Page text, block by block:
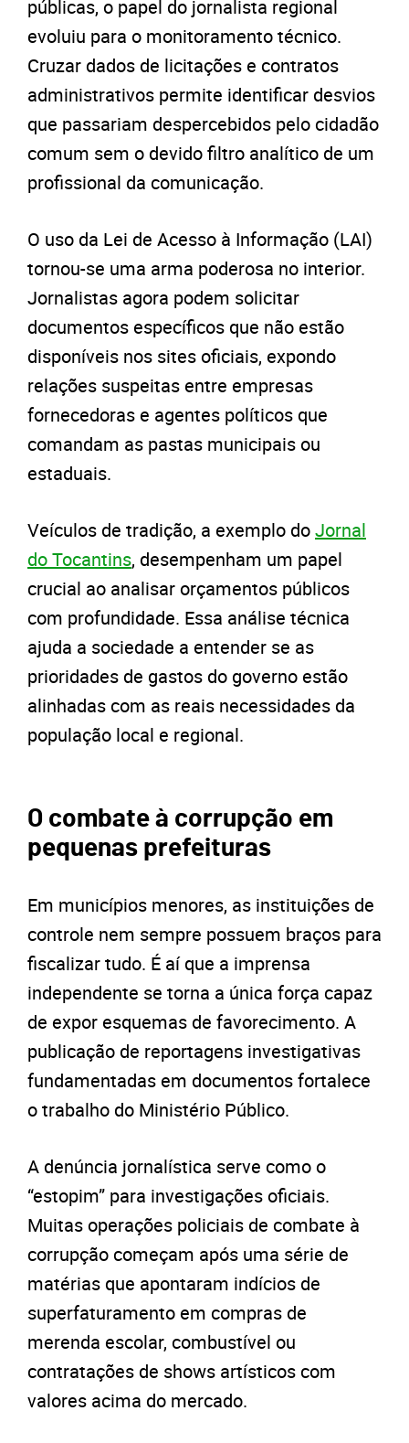
públicas, o papel do jornalista regional
evoluiu para o monitoramento técnico.
Cruzar dados de licitações e contratos
administrativos permite identificar desvios
que passariam despercebidos pelo cidadão
comum sem o devido filtro analítico de um
profissional da comunicação.
O uso da Lei de Acesso à Informação (LAI)
tornou-se uma arma poderosa no interior.
Jornalistas agora podem solicitar
documentos específicos que não estão
disponíveis nos sites oficiais, expondo
relações suspeitas entre empresas
fornecedoras e agentes políticos que
comandam as pastas municipais ou
estaduais.
Veículos de tradição, a exemplo doJornal
do Tocantins, desempenham um papel
crucial ao analisar orçamentos públicos
com profundidade. Essa análise técnica
ajuda a sociedade a entender se as
prioridades de gastos do governo estão
alinhadas com as reais necessidades da
população local e regional.
O combate à corrupção em
pequenas prefeituras
Em municípios menores, as instituições de
controle nem sempre possuem braços para
fiscalizar tudo. É aí que a imprensa
independente se torna a única força capaz
de expor esquemas de favorecimento. A
publicação de reportagens investigativas
fundamentadas em documentos fortalece
o trabalho do Ministério Público.
A denúncia jornalística serve como o
“estopim” para investigações oficiais.
Muitas operações policiais de combate à
corrupção começam após uma série de
matérias que apontaram indícios de
superfaturamento em compras de
merenda escolar, combustível ou
contratações de shows artísticos com
valores acima do mercado.